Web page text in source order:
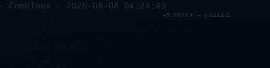
45.8878 N — 6.6211 E